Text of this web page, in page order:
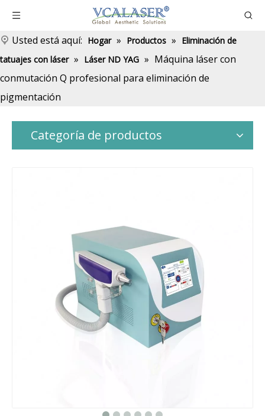
Usted está aquí: Hogar » Productos » Eliminación de
tatuajes con láser » Láser ND YAG » Máquina láser con
conmutación Q profesional para eliminación de
pigmentación
Categoría de productos